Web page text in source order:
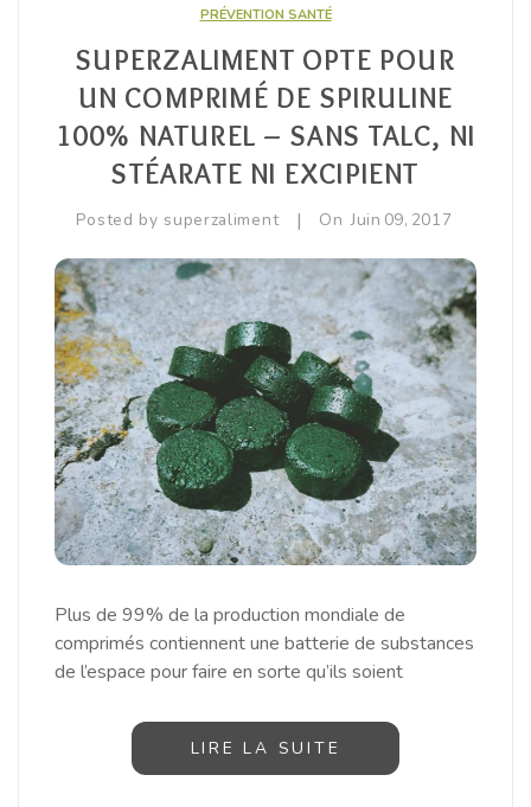
PRÉVENTION SANTÉ
SUPERZALIMENT OPTE POUR
UN COMPRIMÉ DE SPIRULINE
100% NATUREL – SANS TALC, NI
STÉARATE NI EXCIPIENT
Posted by superzaliment | On Juin 09, 2017
Plus de 99% de la production mondiale de
comprimés contiennent une batterie de substances
de l’espace pour faire en sorte qu’ils soient
LIRE LA SUITE